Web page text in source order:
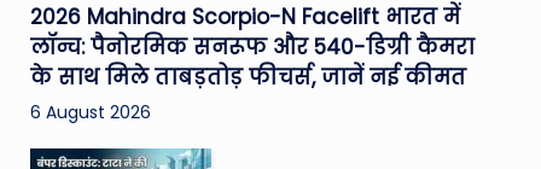
2026 Mahindra Scorpio-N Facelift भारत में
लॉन्च: पैनोरमिक सनरूफ और 540-डिग्री कैमरा
के साथ मिले ताबड़तोड़ फीचर्स, जानें नई कीमत
6 August 2026